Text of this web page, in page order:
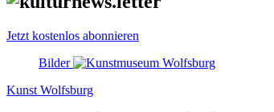
Jetzt kostenlos abonnieren
Bilder
Kunst Wolfsburg